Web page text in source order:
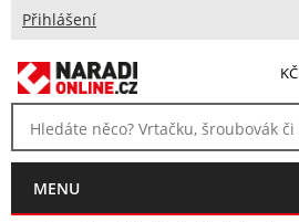
Přihlášení
KČ
MENU